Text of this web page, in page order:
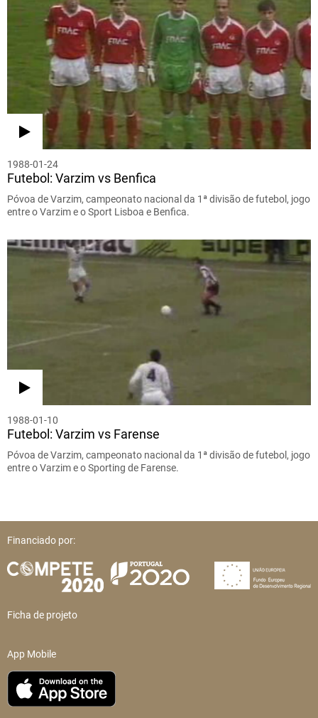
1988-01-24
Futebol: Varzim vs Benfica
Póvoa de Varzim, campeonato nacional da 1ª divisão de futebol, jogo
entre o Varzim e o Sport Lisboa e Benfica.
1988-01-10
Futebol: Varzim vs Farense
Póvoa de Varzim, campeonato nacional da 1ª divisão de futebol, jogo
entre o Varzim e o Sporting de Farense.
Financiado por:
Ficha de projeto
App Mobile